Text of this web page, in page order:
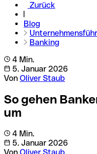
Zurück
Blog
Banking
4 Min.
5. Januar 2026
Von Oliver Staub
So gehen
um
4 Min.
5. Januar 2026